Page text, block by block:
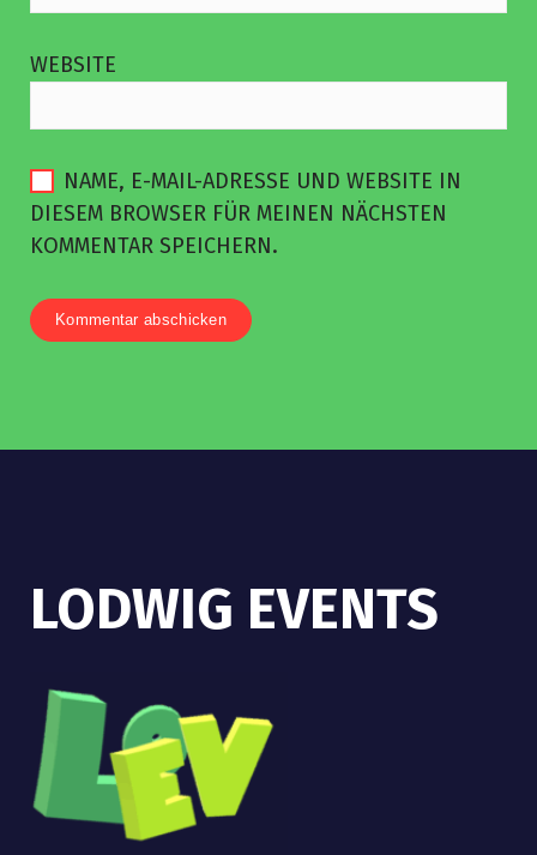
WEBSITE
NAME, E-MAIL-ADRESSE UND WEBSITE IN
DIESEM BROWSER FÜR MEINEN NÄCHSTEN
KOMMENTAR SPEICHERN.
LODWIG EVENTS